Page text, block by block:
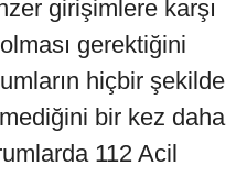
girişimlere karşı
gerektiğini
hiçbir şekilde
bir kez daha
112 Acil